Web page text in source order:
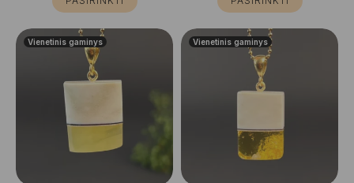
Vienetinis gaminys Vienetinis gaminys